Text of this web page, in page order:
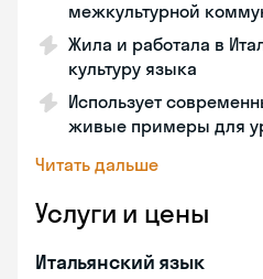
межкультурной
Жила и работала в
культуру языка
Использует
живые примеры для
Читать дальше
Услуги и цены
Итальянский язык